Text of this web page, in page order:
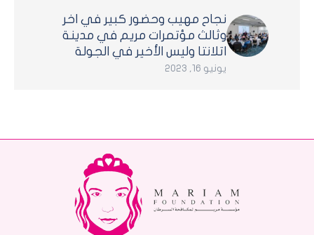
نجاح مهيب وحضور كبير في اخر
وثالث مؤتمرات مريم في مدينة
اتلانتا وليس الأخير في الجولة
يونيو 16, 2023